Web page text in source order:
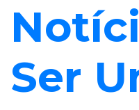
Ser